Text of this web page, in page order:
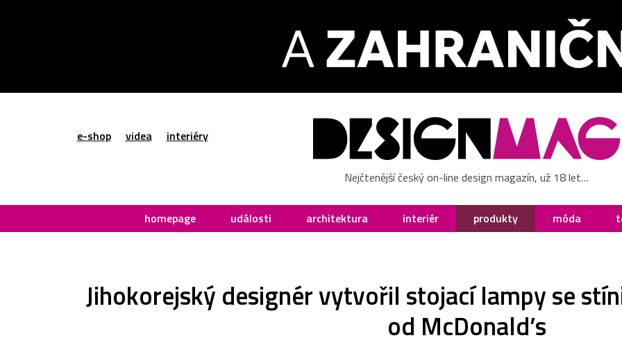
e-shop videa interiéry
Nejčtenější český on-line design magazín, už 18 let…
homepage události architektura interiér produkty móda
Jihokorejský designér vytvořil stojací lampy se
od McDonald’s